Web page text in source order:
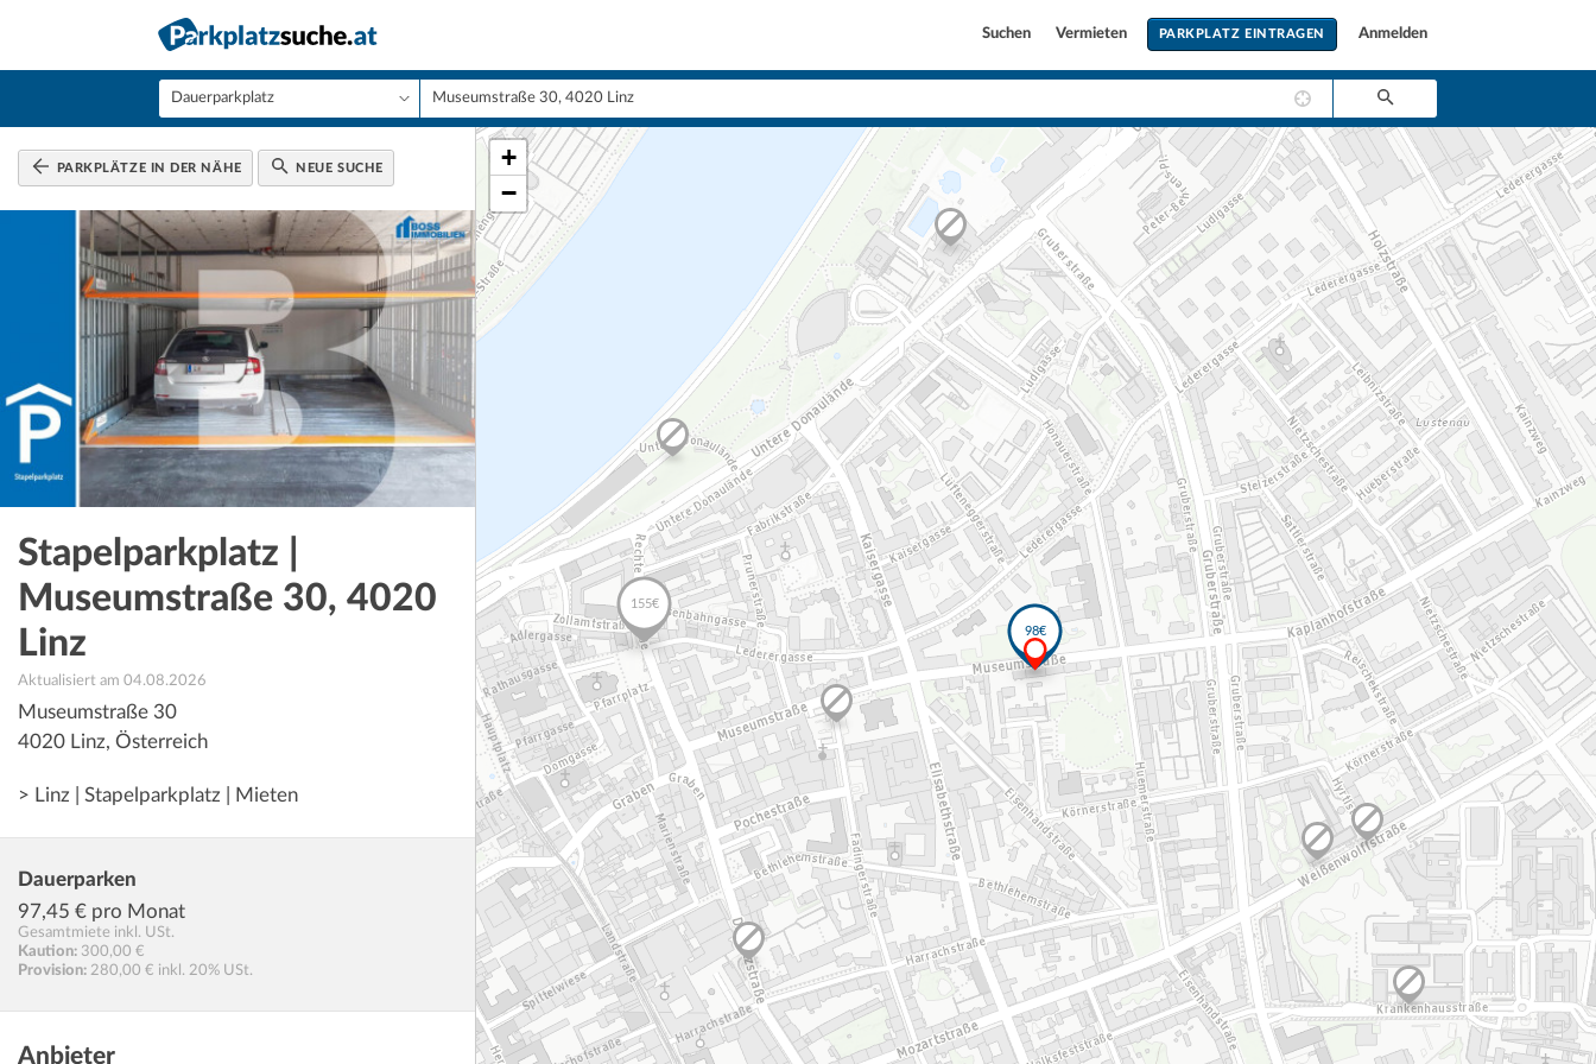
Suchen Vermieten PARKPLATZ EINTRAGEN Anmelden
PARKPLÄTZE IN DER NÄHE NEUE SUCHE
Stapelparkplatz |
Museumstraße 30, 4020
Linz
Aktualisiert am 04.08.2026
Museumstraße 30
4020 Linz, Österreich
> Linz | Stapelparkplatz | Mieten
Dauerparken
97,45 € pro Monat
Gesamtmiete inkl. USt.
Kaution: 300,00 €
Provision: 280,00 € inkl. 20% USt.
Anbieter
+
−